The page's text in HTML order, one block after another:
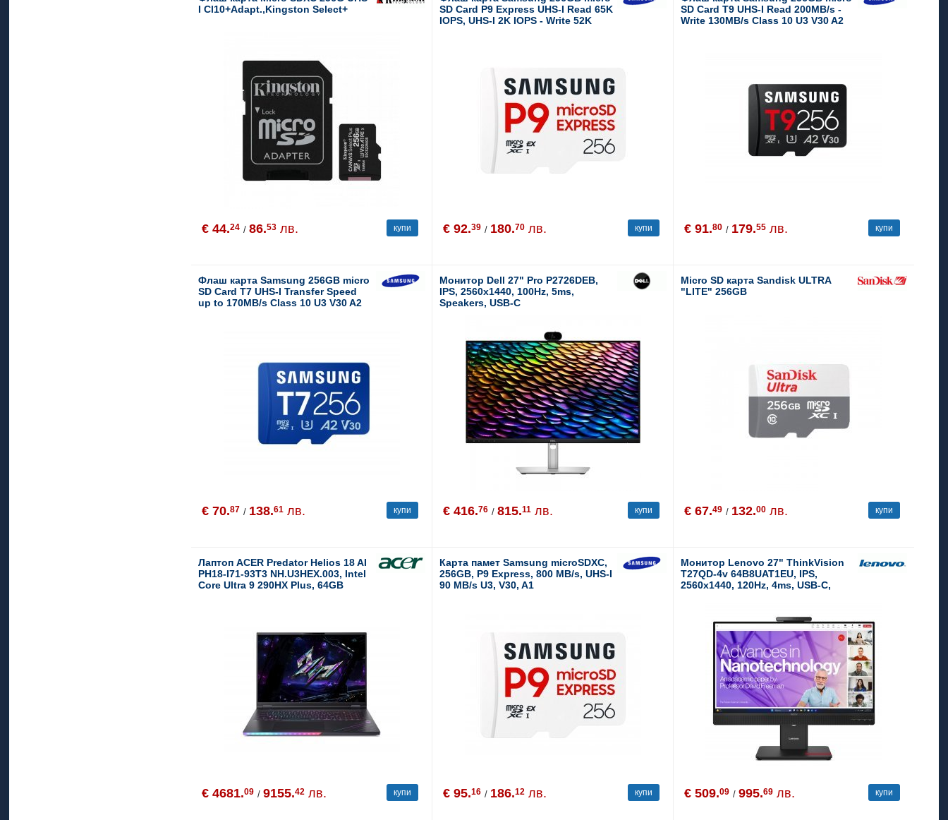
I Cl10+Adapt.,Kingston Select+
€ 44.24 /86.53 лв. купи
SD Card P9 Express UHS-I Read 65K
IOPS, UHS-I 2K IOPS - Write 52K
€ 92.39 / 180.70 лв. купи
SD Card T9 UHS-I Read 200MB/s -
Write 130MB/s Class 10 U3 V30 A2
€ 91.80 / 179.55 лв. купи
Флаш карта Samsung 256GB micro
SD Card T7 UHS-I Transfer Speed
up to 170MB/s Class 10 U3 V30 A2
€ 70.87 / 138.61 лв. купи
Монитор Dell 27" Pro P2726DEB,
IPS, 2560x1440, 100Hz, 5ms,
Speakers, USB-C
€ 416.76 /815.11 лв. купи
Micro SD карта Sandisk ULTRA
"LITE" 256GB
€ 67.49 / 132.00 лв. купи
Лаптоп ACER Predator Helios 18 AI
PH18-I71-93T3 NH.U3HEX.003, Intel
Core Ultra 9 290HX Plus, 64GB
€ 4681.09 /9155.42 лв. купи
Карта памет Samsung microSDXC,
256GB, P9 Express, 800 MB/s, UHS-I
90 MB/s U3, V30, A1
€ 95.16 / 186.12 лв. купи
Монитор Lenovo 27" ThinkVision
T27QD-4v 64B8UAT1EU, IPS,
2560x1440, 120Hz, 4ms, USB-C,
Pivot, Height Adjust
€ 509.09 / 995.69 лв. купи